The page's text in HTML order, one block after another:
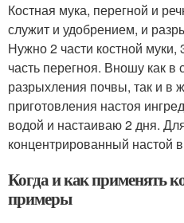
Костная мука, перегной и
служит и удобрением, и
Нужно 2 части костной муки,
часть перегноя. Вношу как
разрыхления почвы, так и в
приготовления настоя
водой и настаиваю 2 дня.
концентрированный настой
Когда и как применять
примеры